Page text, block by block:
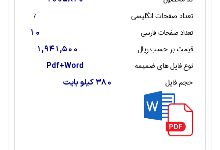
تعداد صفحات انگليسی
7
تعداد صفحات فارسی
10
قیمت بر حسب ریال 1,941,500
نوع فایل های ضمیمه Pdf+Word
حجم فایل 380 کیلو بایت